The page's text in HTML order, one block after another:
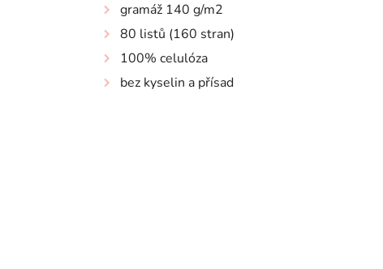
gramáž 140 g/m2
80 listů (160 stran)
100% celulóza
bez kyselin a přísad